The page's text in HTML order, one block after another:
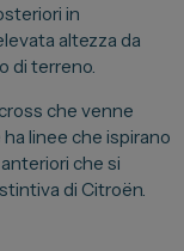
in
altezza da
di terreno.
che venne
linee che ispirano
che si
di Citroën.